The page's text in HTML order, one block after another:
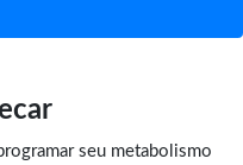
seu metabolismo